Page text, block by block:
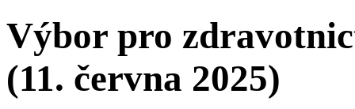
Výbor pro
(11. června 2025)